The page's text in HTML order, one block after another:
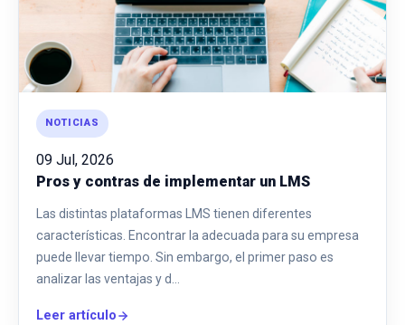
NOTICIAS
09 Jul, 2026
Pros y contras de implementar un LMS
Las distintas plataformas LMS tienen diferentes
características. Encontrar la adecuada para su empresa
puede llevar tiempo. Sin embargo, el primer paso es
analizar las ventajas y d…
Leer artículo